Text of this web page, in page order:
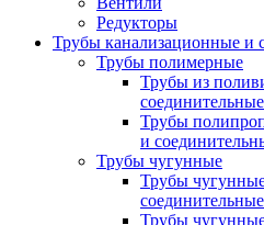
Редукторы
Трубы канализационные и
Трубы полимерные
Трубы из
Трубы
и
Трубы чугунные
Трубы
Трубы